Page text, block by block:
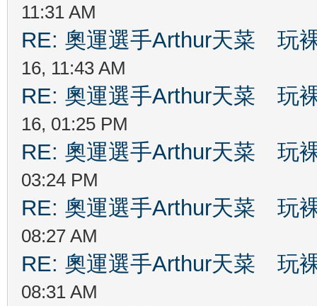
11:31 AM
RE: 奧運選手Arthur天菜 玩
16, 11:43 AM
RE: 奧運選手Arthur天菜 玩
16, 01:25 PM
RE: 奧運選手Arthur天菜 玩
03:24 PM
RE: 奧運選手Arthur天菜 玩
08:27 AM
RE: 奧運選手Arthur天菜 玩
08:31 AM